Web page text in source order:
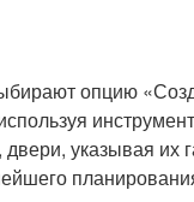
опцию
указывая их